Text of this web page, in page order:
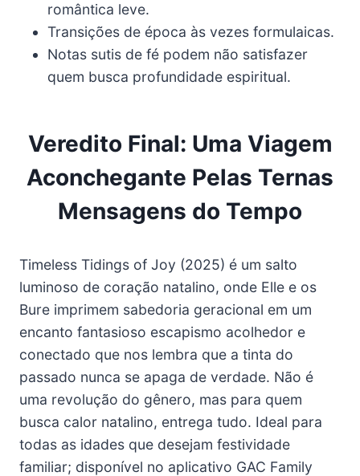
romântica leve.
Transições de época às vezes formulaicas.
Notas sutis de fé podem não satisfazer
quem busca profundidade espiritual.
Veredito Final: Uma Viagem
Aconchegante Pelas Ternas
Mensagens do Tempo
Timeless Tidings of Joy (2025) é um salto
luminoso de coração natalino, onde Elle e os
Bure imprimem sabedoria geracional em um
encanto fantasioso escapismo acolhedor e
conectado que nos lembra que a tinta do
passado nunca se apaga de verdade. Não é
uma revolução do gênero, mas para quem
busca calor natalino, entrega tudo. Ideal para
todas as idades que desejam festividade
familiar; disponível no aplicativo GAC Family